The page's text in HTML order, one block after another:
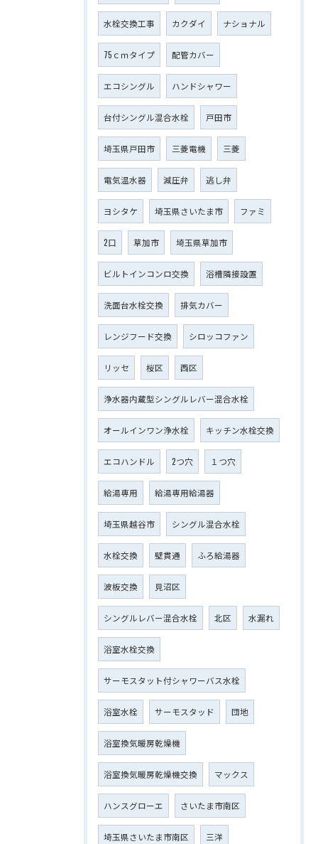
水栓交換工事 カクダイ ナショナル
75ｃｍタイプ 配管カバー
エコシングル ハンドシャワー
台付シングル混合水栓 戸田市
埼玉県戸田市 三菱電機 三菱
電気温水器 減圧弁 逃し弁
ヨシタケ 埼玉県さいたま市 ファミ
2口 草加市 埼玉県草加市
ビルトインコンロ交換 浴槽隣接設置
洗面台水栓交換 排気カバー
レンジフード交換 シロッコファン
リッセ 桜区 西区
浄水器内蔵型シングルレバー混合水栓
オールインワン浄水栓 キッチン水栓交換
エコハンドル 2つ穴 １つ穴
給湯専用 給湯専用給湯器
埼玉県越谷市 シングル混合水栓
水栓交換 壁貫通 ふろ給湯器
波板交換 見沼区
シングルレバー混合水栓 北区 水漏れ
浴室水栓交換
サーモスタット付シャワーバス水栓
浴室水栓 サーモスタッド 団地
浴室換気暖房乾燥機
浴室換気暖房乾燥機交換 マックス
ハンスグローエ さいたま市南区
埼玉県さいたま市南区 三洋